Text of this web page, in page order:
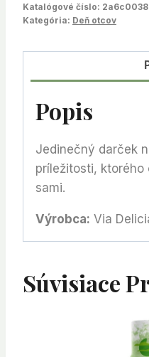
Katalógové číslo:
Kategória: Deň otcov
Popis
Jedinečný darček
príležitosti, ktorého
sami.
Výrobca: Via
Súvisiace